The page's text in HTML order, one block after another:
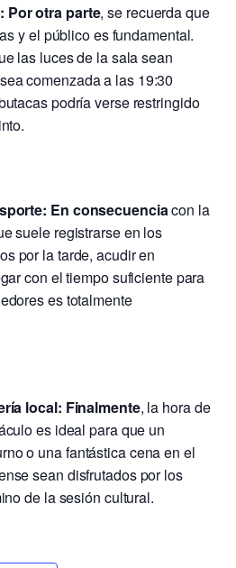
Por otra parte, se recuerda que
y el público es fundamental.
las luces de la sala sean
comenzada a las 19:30
podría verse restringido
En consecuenciacon la
suele registrarse en los
por la tarde, acudir en
con el tiempo suficiente para
es totalmente
local: Finalmente, la hora de
es ideal para que un
o una fantástica cena en el
sean disfrutados por los
de la sesión cultural.